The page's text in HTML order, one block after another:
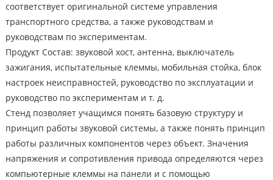
соответствует оригинальной системе управления
транспортного средства, а также руководствам и
руководствам по экспериментам.
Продукт Состав: звуковой хост, антенна, выключатель
зажигания, испытательные клеммы, мобильная стойка, блок
настроек неисправностей, руководство по эксплуатации и
руководство по экспериментам и т. д.
Стенд позволяет учащимся понять базовую структуру и
принцип работы звуковой системы, а также понять принцип
работы различных компонентов через объект. Значения
напряжения и сопротивления привода определяются через
компьютерные клеммы на панели и с помощью